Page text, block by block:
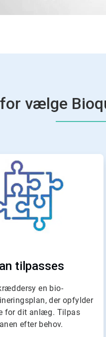
vælge
af
4
tilpasses
en bio-
der opfylder
for dit anlæg. Tilpas
efter behov.